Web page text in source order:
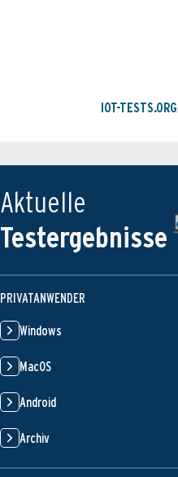
IOT-TESTS.ORG
Aktuelle
Testergebnisse
PRIVATANWENDER
Windows
MacOS
Android
Archiv